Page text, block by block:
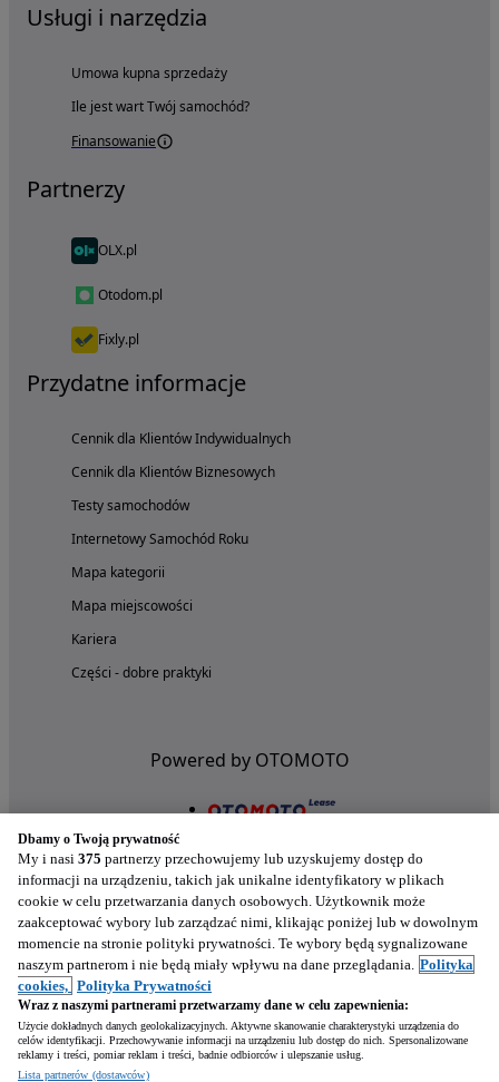
Usługi i narzędzia
Umowa kupna sprzedaży
Ile jest wart Twój samochód?
Finansowanie
Partnerzy
OLX.pl
Otodom.pl
Fixly.pl
Przydatne informacje
Cennik dla Klientów Indywidualnych
Cennik dla Klientów Biznesowych
Testy samochodów
Internetowy Samochód Roku
Mapa kategorii
Mapa miejscowości
Kariera
Części - dobre praktyki
Powered by OTOMOTO
Nasze aplikacje w twoim telefonie
Dbamy o Twoją prywatność
My i nasi 375 partnerzy przechowujemy lub uzyskujemy dostęp do
informacji na urządzeniu, takich jak unikalne identyfikatory w plikach
cookie w celu przetwarzania danych osobowych. Użytkownik może
zaakceptować wybory lub zarządzać nimi, klikając poniżej lub w dowolnym
momencie na stronie polityki prywatności. Te wybory będą sygnalizowane
naszym partnerom i nie będą miały wpływu na dane przeglądania. Polityka
cookies, Polityka Prywatności
Wraz z naszymi partnerami przetwarzamy dane w celu zapewnienia:
Użycie dokładnych danych geolokalizacyjnych. Aktywne skanowanie charakterystyki urządzenia do
celów identyfikacji. Przechowywanie informacji na urządzeniu lub dostęp do nich. Spersonalizowane
reklamy i treści, pomiar reklam i treści, badnie odbiorców i ulepszanie usług.
Lista partnerów (dostawców)